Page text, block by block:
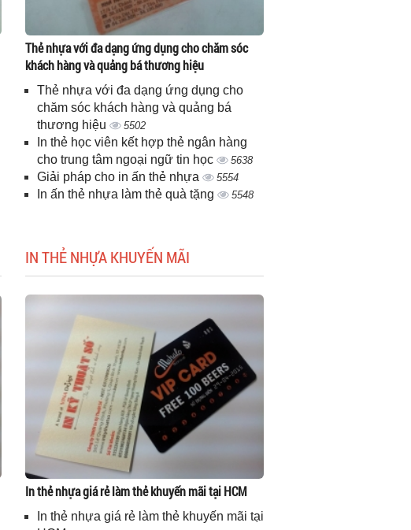
Thẻ nhựa với đa dạng ứng dụng cho chăm sóc
khách hàng và quảng bá thương hiệu
Thẻ nhựa với đa dạng ứng dụng cho
chăm sóc khách hàng và quảng bá
thương hiệu
5502
In thẻ học viên kết hợp thẻ ngân hàng
cho trung tâm ngoại ngữ tin học
5638
Giải pháp cho in ấn thẻ nhựa 5554
In ấn thẻ nhựa làm thẻ quà tặng 5548
IN THẺ NHỰA KHUYẾN MÃI
In thẻ nhựa giá rẻ làm thẻ khuyến mãi tại HCM
In thẻ nhựa giá rẻ làm thẻ khuyến mãi tại